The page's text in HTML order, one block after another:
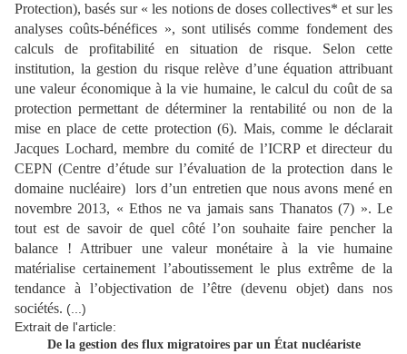
Protection), basés sur « les notions de doses collectives* et sur les
analyses coûts-bénéfices », sont utilisés comme fondement des
calculs de profitabilité en situation de risque. Selon cette
institution, la gestion du risque relève d’une équation attribuant
une valeur économique à la vie humaine, le calcul du coût de sa
protection permettant de déterminer la rentabilité ou non de la
mise en place de cette protection (6). Mais, comme le déclarait
Jacques Lochard, membre du comité de l’ICRP et directeur du
CEPN (Centre d’étude sur l’évaluation de la protection dans le
domaine nucléaire) lors d’un entretien que nous avons mené en
novembre 2013, « Ethos ne va jamais sans Thanatos (7) ». Le
tout est de savoir de quel côté l’on souhaite faire pencher la
balance ! Attribuer une valeur monétaire à la vie humaine
matérialise certainement l’aboutissement le plus extrême de la
tendance à l’objectivation de l’être (devenu objet) dans nos
sociétés. (...)
Extrait de l'article:
De la gestion des flux migratoires par un État nucléariste